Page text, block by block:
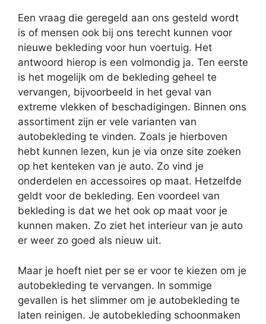
Een vraag die geregeld aan ons gesteld wordt
is of mensen ook bij ons terecht kunnen voor
nieuwe bekleding voor hun voertuig. Het
antwoord hierop is een volmondig ja. Ten eerste
is het mogelijk om de bekleding geheel te
vervangen, bijvoorbeeld in het geval van
extreme vlekken of beschadigingen. Binnen ons
assortiment zijn er vele varianten van
autobekleding te vinden. Zoals je hierboven
hebt kunnen lezen, kun je via onze site zoeken
op het kenteken van je auto. Zo vind je
onderdelen en accessoires op maat. Hetzelfde
geldt voor de bekleding. Een voordeel van
bekleding is dat we het ook op maat voor je
kunnen maken. Zo ziet het interieur van je auto
er weer zo goed als nieuw uit.
Maar je hoeft niet per se er voor te kiezen om je
autobekleding te vervangen. In sommige
gevallen is het slimmer om je autobekleding te
laten reinigen. Je autobekleding schoonmaken